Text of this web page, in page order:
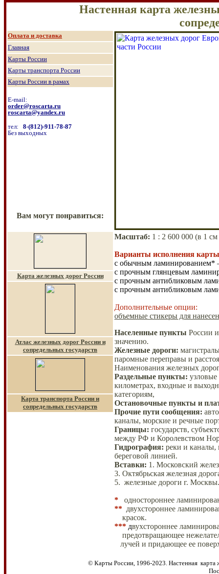
Настенная карта
Оплата и доставка
Главная
Карты России
Карты транспорта России
Карты России в рамах
E-mail:
order@roscarta.ru
roscarta@yandex.ru
тел: 8-(812)-911-78-87
Без выходных
Вам могут понравиться:
Масштаб: 1 : 2 600 000 (в 1
Варианты исполнения
с обычным ламинированием*
с прочным глянцевым
с прочным антибликовым
с прочным антибликовым
Дополнительные опции:
объемные стикеры для
Населенные пункты России
значению.
Железные дороги:
паромные переправы и
Наименования железных
Раздельные пункты:
километрах, входные и
категориям,
Остановочные пункты и
Прочие пути сообщения:
каналы, морские и речные
Границы: государств,
между РФ и Королевством
Гидрография: реки и каналы,
береговой линией.
Вставки: 1 . Московский
3. Октябрьская железная
5. железные дороги г. Москвы.
* одностороннее
** двухстороннее
красок.
*** двухстороннее
предотвращающее
лучей и придающее ее
Карта железных дорог России
Атлас железных дорог России и
сопредельных государств
Карта транспорта России и
сопредельных государств
© Карты России, 1996-2023. Настенная карта